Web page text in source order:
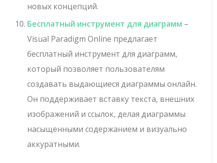
новых концепций.
Бесплатный инструмент для диаграмм –
Visual Paradigm Online предлагает
бесплатный инструмент для диаграмм,
который позволяет пользователям
создавать выдающиеся диаграммы онлайн.
Он поддерживает вставку текста, внешних
изображений и ссылок, делая диаграммы
насыщенными содержанием и визуально
аккуратными.